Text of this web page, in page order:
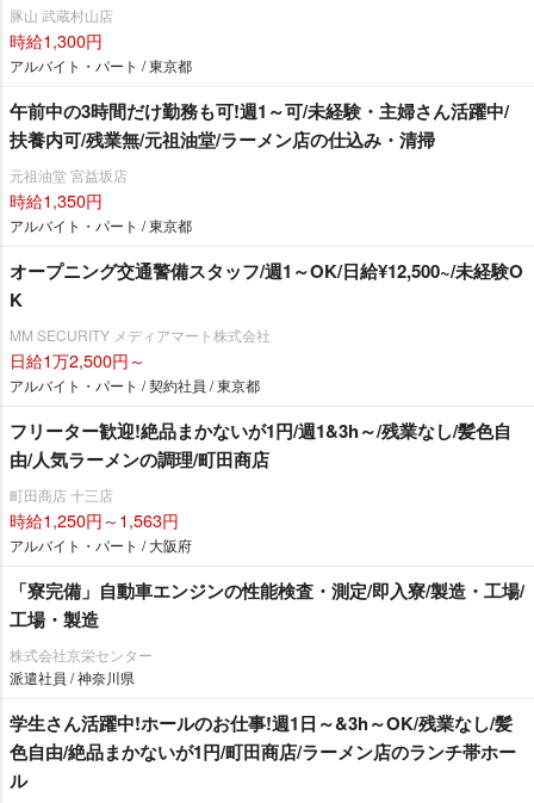
豚山 武蔵村山店
時給1,300円
アルバイト・パート / 東京都
午前中の3時間だけ勤務も可!週1～可/未経験・主婦さん活躍中/
扶養内可/残業無/元祖油堂/ラーメン店の仕込み・清掃
元祖油堂 宮益坂店
時給1,350円
アルバイト・パート / 東京都
オープニング交通警備スタッフ/週1～OK/日給¥12,500~/未経験O
K
MM SECURITY メディアマート株式会社
日給1万2,500円～
アルバイト・パート / 契約社員 / 東京都
フリーター歓迎!絶品まかないが1円/週1&3h～/残業なし/髪色自
由/人気ラーメンの調理/町田商店
町田商店 十三店
時給1,250円～1,563円
アルバイト・パート / 大阪府
「寮完備」自動車エンジンの性能検査・測定/即入寮/製造・工場/
工場・製造
株式会社京栄センター
派遣社員 / 神奈川県
学生さん活躍中!ホールのお仕事!週1日～&3h～OK/残業なし/髪
色自由/絶品まかないが1円/町田商店/ラーメン店のランチ帯ホー
ル